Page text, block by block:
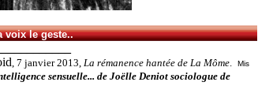
voix le geste..
, 7 janvier 2013, La rémanence hantée de La Môme.
Mis
sensuelle... de Joëlle Deniot sociologue de